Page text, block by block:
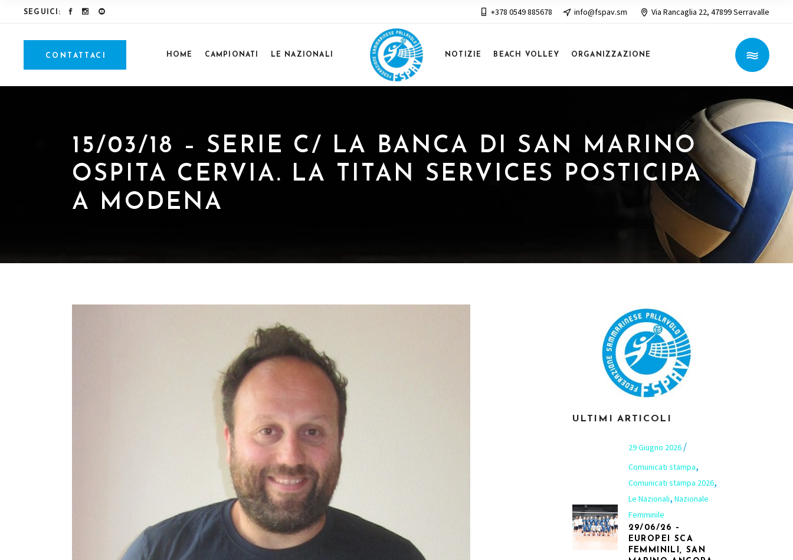
SEGUICI: +378 0549 885678 info@fspav.sm Via Rancaglia 22, 47899 Serravalle
CONTATTACI HOME CAMPIONATI LE NAZIONALI NOTIZIE BEACH VOLLEY ORGANIZZAZIONE
15/03/18 – SERIE C/ LA BANCA DI SAN MARINO
OSPITA CERVIA. LA TITAN SERVICES POSTICIPA
A MODENA
ULTIMI ARTICOLI
29 Giugno 2026
Comunicati stampa,
Comunicati stampa 2026,
Le Nazionali, Nazionale
Femminile
29/06/26 –
EUROPEI SCA
FEMMINILI, SAN